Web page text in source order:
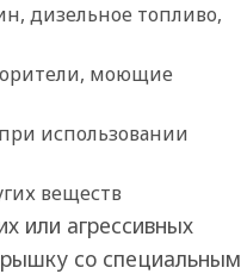
дизельное топливо,
моющие
использовании
веществ
или агрессивных
со специальным